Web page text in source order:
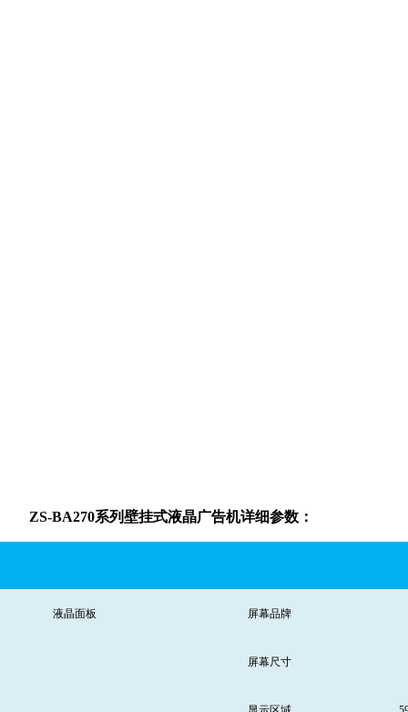
ZS-BA270系列壁挂式液晶广告机详细参数：
液晶面板 屏幕品牌
屏幕尺寸